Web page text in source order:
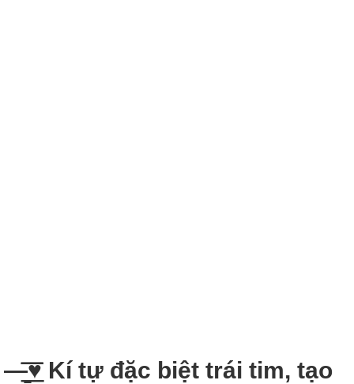
—̳͟͞͞♥ Kí tự đặc biệt trái tim, tạo